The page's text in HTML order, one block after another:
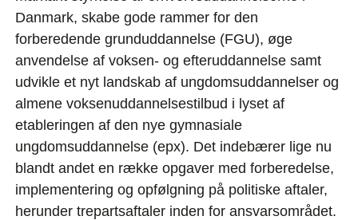
Danmark, skabe gode rammer for den
forberedende grunduddannelse (FGU), øge
anvendelse af voksen- og efteruddannelse samt
udvikle et nyt landskab af ungdomsuddannelser og
almene voksenuddannelsestilbud i lyset af
etableringen af den nye gymnasiale
ungdomsuddannelse (epx). Det indebærer lige nu
blandt andet en række opgaver med forberedelse,
implementering og opfølgning på politiske aftaler,
herunder trepartsaftaler inden for ansvarsområdet.